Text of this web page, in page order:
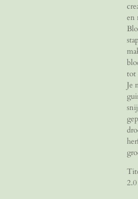
en
tot
Je
2.0